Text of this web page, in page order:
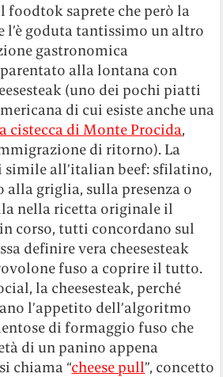
foodtok saprete che però la
l’è goduta tantissimo un altro
gastronomica
alla lontana con
(uno dei pochi piatti
di cui esiste anche una
cistecca di Monte Procida,
di ritorno). La
simile all’italian beef: sfilatino,
alla griglia, sulla presenza o
nella ricetta originale il
corso, tutti concordano sul
definire vera cheesesteak
fuso a coprire il tutto.
la cheesesteak, perché
l’appetito dell’algoritmo
di formaggio fuso che
di un panino appena
chiama “cheese pull”, concetto